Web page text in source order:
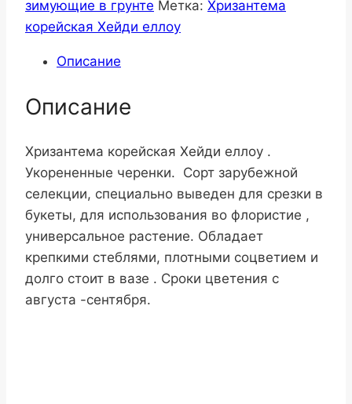
зимующие в грунте Метка: Хризантема
корейская Хейди еллоу
Описание
Описание
Хризантема корейская Хейди еллоу .
Укорененные черенки. Сорт зарубежной
селекции, специально выведен для срезки в
букеты, для использования во флористие ,
универсальное растение. Обладает
крепкими стеблями, плотными соцветием и
долго стоит в вазе . Сроки цветения с
августа -сентября.